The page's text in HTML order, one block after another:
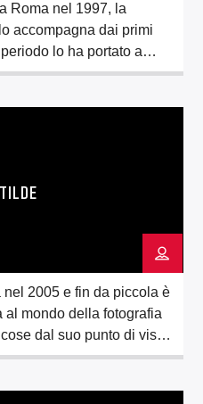
Roma nel 1997, la
accompagna dai primi
lo ha portato a
del web
2005 e fin da piccola è
al mondo della fotografia
dal suo punto di vista.
G. Peano di